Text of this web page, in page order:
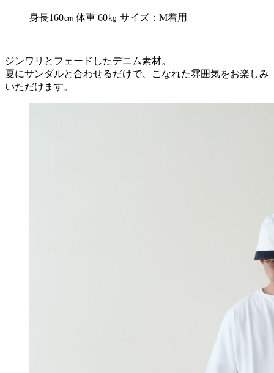
身長160㎝ 体重 60㎏ サイズ：M着用
ジンワリとフェードしたデニム素材。
夏にサンダルと合わせるだけで、こなれた雰囲気をお楽しみ
いただけます。